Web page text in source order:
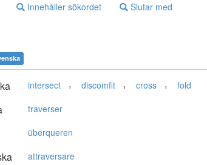
Innehåller sökordet Slutar med
intersect , discomfit , cross , fold
traverser
überqueren
attraversare